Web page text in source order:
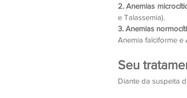
2. Anemias
e Talassemia).
3. Anemias
Anemia falciforme e
Seu
Diante da suspeita